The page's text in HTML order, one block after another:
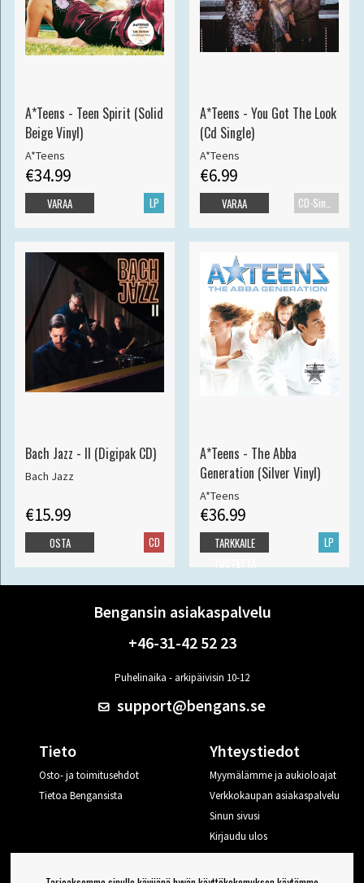
A*Teens - Teen Spirit (Solid
Beige Vinyl)
A*Teens
€34.99
LP
VARAA
A*Teens - You Got The Look
(Cd Single)
A*Teens
€6.99
VARAA
Bach Jazz - II (Digipak CD)
Bach Jazz
€15.99
CD
OSTA
A*Teens - The Abba
Generation (Silver Vinyl)
A*Teens
€36.99
LP
TARKKAILE
TUOTETTA
Bengansin asiakaspalvelu
+46-31-42 52 23
Puhelinaika - arkipäivisin 10-12
support@bengans.se
Tieto
Osto- ja toimitusehdot
Tietoa Bengansista
Yhteystiedot
Myymälämme ja aukioloajat
Verkkokaupan asiakaspalvelu
Sinun sivusi
Kirjaudu ulos
Haluan vinkkejä Bengansilta